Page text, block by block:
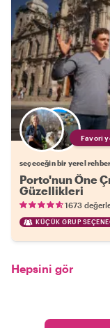
Favori
seçeceğin bir yerel
Porto'nun Öne
Güzellikleri
1673
KÜÇÜK GRUP
Hepsini gör